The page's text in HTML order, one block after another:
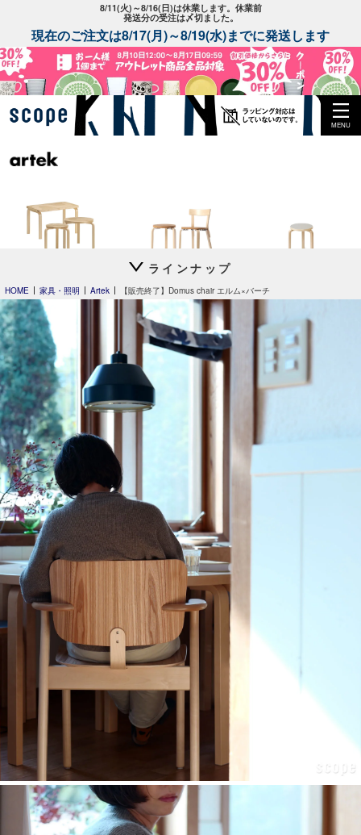
8/11(火)～8/16(日)は休業します。休業前
発送分の受注は〆切ました。
現在のご注文は8/17(月)～8/19(水)までに発送します
MENU
special edition
by scope 2023
Stool 60
別注リノリウム 無着色
コントラスティ
Stool 60
ハニー / ウォールナット
ラインナップ
HOME 家具・照明 Artek 【販売終了】Domus chair エルム×バーチ